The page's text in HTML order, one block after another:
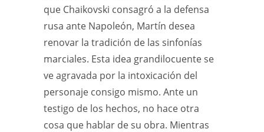
que Chaikovski consagró a la defensa
rusa ante Napoleón, Martín desea
renovar la tradición de las sinfonías
marciales. Esta idea grandilocuente se
ve agravada por la intoxicación del
personaje consigo mismo. Ante un
testigo de los hechos, no hace otra
cosa que hablar de su obra. Mientras